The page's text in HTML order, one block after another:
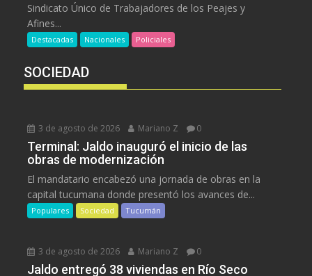
Sindicato Único de Trabajadores de los Peajes y
Afines...
Destacadas Nacionales Policiales
SOCIEDAD
3 de agosto de 2026 Mariano Z 0
Terminal: Jaldo inauguró el inicio de las
obras de modernización
El mandatario encabezó una jornada de obras en la
capital tucumana donde presentó los avances de...
Populares Sociedad Tucumán
3 de agosto de 2026 Mariano Z 0
Jaldo entregó 38 viviendas en Río Seco